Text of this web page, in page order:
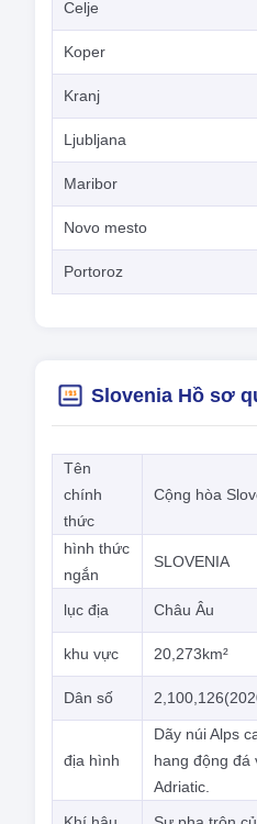
Celje
Koper
Kranj
Ljubljana
Maribor
Novo mesto
Portoroz
Slovenia Hồ sơ
Tên
chính
thức
Cộng hòa
hình thức
ngắn
SLOVENIA
lục địa Châu Âu
khu vực 20,273km²
Dân số
địa hình
Dãy núi Alps
hang động đá
Adriatic.